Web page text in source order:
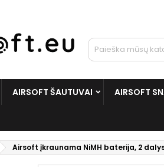
AIRSOFT ŠAUTUVAI AIRSOFT
Airsoft įkraunama NiMH baterija, 2